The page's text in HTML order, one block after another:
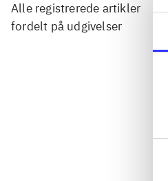
Alle registrerede artikler
fordelt på udgivelser